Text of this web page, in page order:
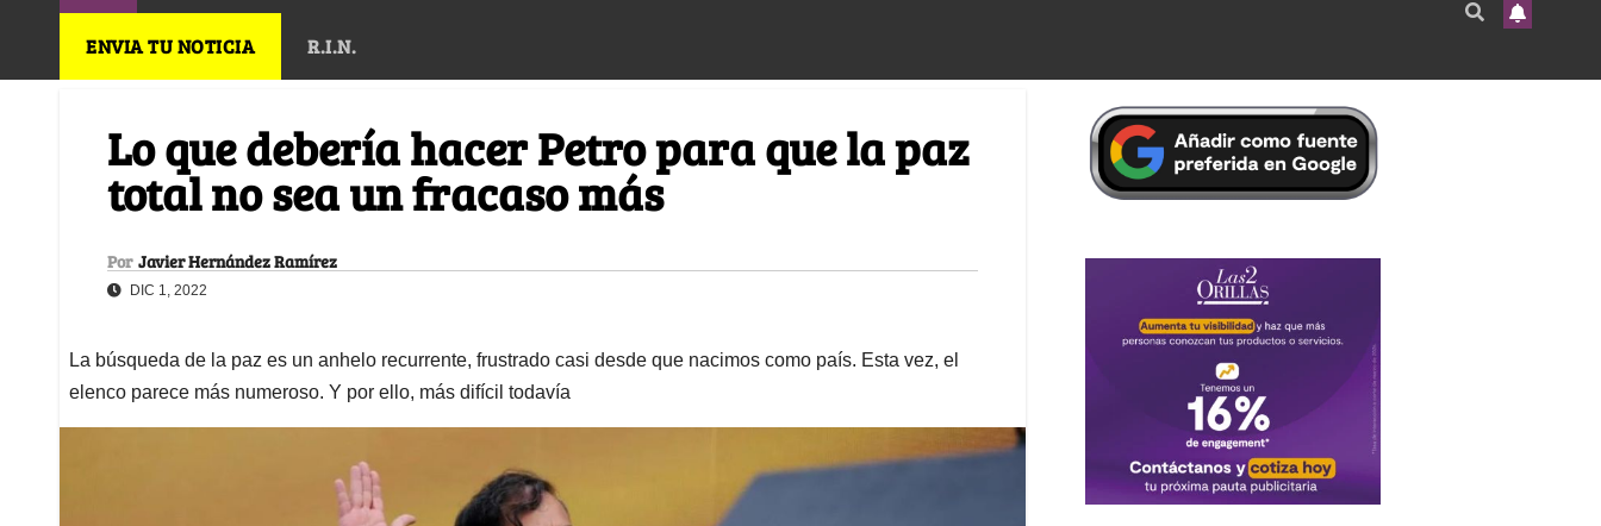
ENVIA TU NOTICIA R.I.N.
Lo que debería hacer Petro para que la paz
total no sea un fracaso más
Por Javier Hernández Ramírez
DIC 1, 2022
La búsqueda de la paz es un anhelo recurrente, frustrado casi desde que nacimos como país. Esta vez, el
elenco parece más numeroso. Y por ello, más difícil todavía